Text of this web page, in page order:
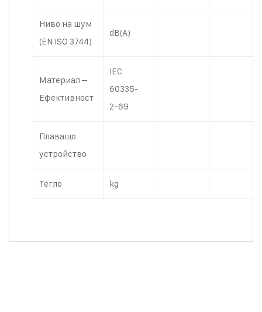
Ниво на шум
(EN ISO 3744)
dB(A)
Материал –
Ефективност
IEC
60335-
2-69
Плаващо
устройство
Тегло kg